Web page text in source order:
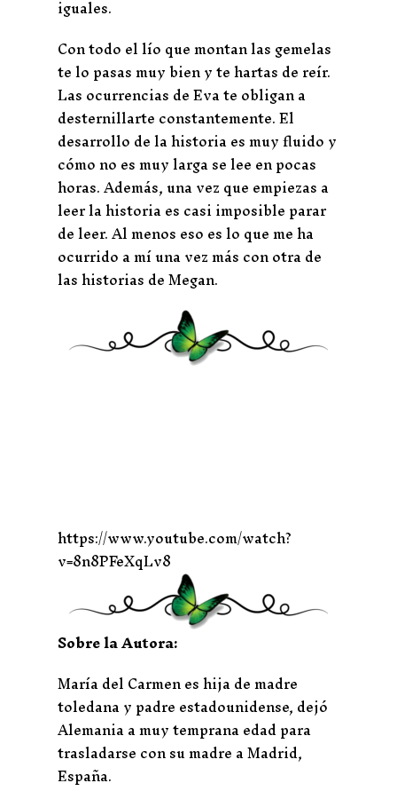
iguales.
Con todo el lío que montan las gemelas
te lo pasas muy bien y te hartas de reír.
Las ocurrencias de Eva te obligan a
desternillarte constantemente. El
desarrollo de la historia es muy fluido y
cómo no es muy larga se lee en pocas
horas. Además, una vez que empiezas a
leer la historia es casi imposible parar
de leer. Al menos eso es lo que me ha
ocurrido a mí una vez más con otra de
las historias de Megan.
https://www.youtube.com/watch?
v=8n8PFeXqLv8
Sobre la Autora:
María del Carmen es hija de madre
toledana y padre estadounidense, dejó
Alemania a muy temprana edad para
trasladarse con su madre a Madrid,
España.